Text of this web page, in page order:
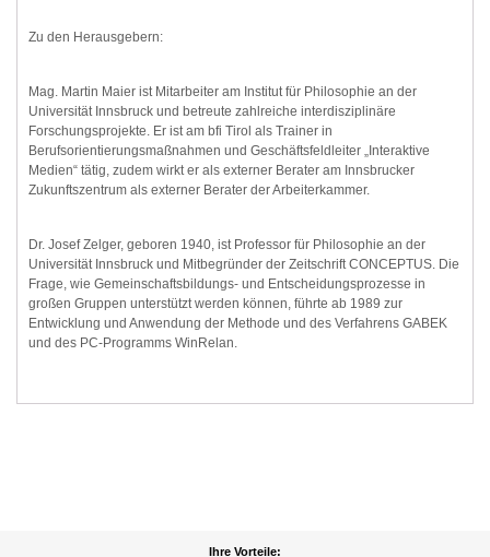
Zu den Herausgebern:
Mag. Martin Maier ist Mitarbeiter am Institut für Philosophie an der
Universität Innsbruck und betreute zahlreiche interdisziplinäre
Forschungsprojekte. Er ist am bfi Tirol als Trainer in
Berufsorientierungsmaßnahmen und Geschäftsfeldleiter „Interaktive
Medien“ tätig, zudem wirkt er als externer Berater am Innsbrucker
Zukunftszentrum als externer Berater der Arbeiterkammer.
Dr. Josef Zelger, geboren 1940, ist Professor für Philosophie an der
Universität Innsbruck und Mitbegründer der Zeitschrift CONCEPTUS. Die
Frage, wie Gemeinschaftsbildungs- und Entscheidungsprozesse in
großen Gruppen unterstützt werden können, führte ab 1989 zur
Entwicklung und Anwendung der Methode und des Verfahrens GABEK
und des PC-Programms WinRelan.
Ihre Vorteile: